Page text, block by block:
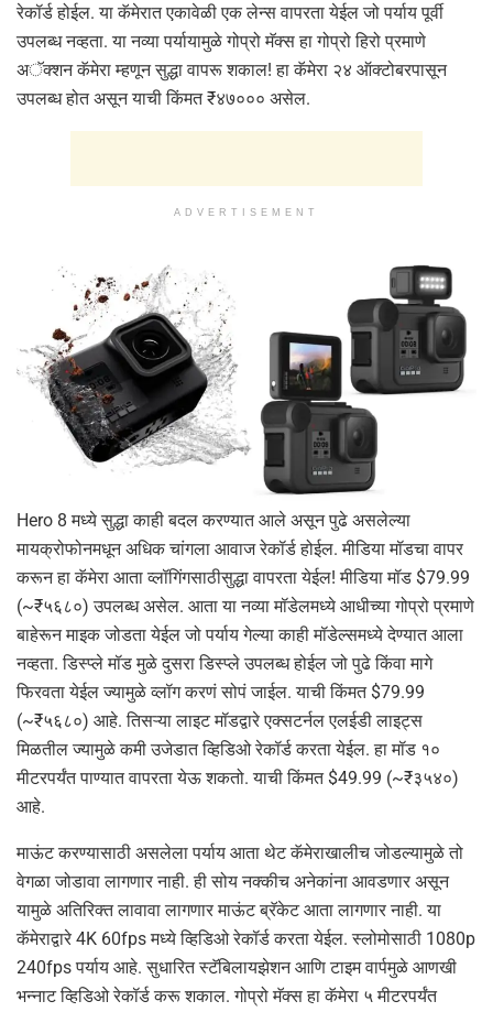
रेकॉर्ड होईल. या कॅमेरात एकावेळी एक लेन्स वापरता येईल जो पर्याय पूर्वी
उपलब्ध नव्हता. या नव्या पर्यायामुळे गोप्रो मॅक्स हा गोप्रो हिरो प्रमाणे
अॅक्शन कॅमेरा म्हणून सुद्धा वापरू शकाल! हा कॅमेरा २४ ऑक्टोबरपासून
उपलब्ध होत असून याची किंमत ₹४७००० असेल.
ADVERTISEMENT
Hero 8 मध्ये सुद्धा काही बदल करण्यात आले असून पुढे असलेल्या
मायक्रोफोनमधून अधिक चांगला आवाज रेकॉर्ड होईल. मीडिया मॉडचा वापर
करून हा कॅमेरा आता व्लॉगिंगसाठीसुद्धा वापरता येईल! मीडिया मॉड $79.99
(~₹५६८०) उपलब्ध असेल. आता या नव्या मॉडेलमध्ये आधीच्या गोप्रो प्रमाणे
बाहेरून माइक जोडता येईल जो पर्याय गेल्या काही मॉडेल्समध्ये देण्यात आला
नव्हता. डिस्प्ले मॉड मुळे दुसरा डिस्प्ले उपलब्ध होईल जो पुढे किंवा मागे
फिरवता येईल ज्यामुळे व्लॉग करणं सोपं जाईल. याची किंमत $79.99
(~₹५६८०) आहे. तिसऱ्या लाइट मॉडद्वारे एक्सटर्नल एलईडी लाइट्स
मिळतील ज्यामुळे कमी उजेडात व्हिडिओ रेकॉर्ड करता येईल. हा मॉड १०
मीटरपर्यंत पाण्यात वापरता येऊ शकतो. याची किंमत $49.99 (~₹३५४०)
आहे.
माऊंट करण्यासाठी असलेला पर्याय आता थेट कॅमेराखालीच जोडल्यामुळे तो
वेगळा जोडावा लागणार नाही. ही सोय नक्कीच अनेकांना आवडणार असून
यामुळे अतिरिक्त लावावा लागणार माऊंट ब्रॅकेट आता लागणार नाही. या
कॅमेराद्वारे 4K 60fps मध्ये व्हिडिओ रेकॉर्ड करता येईल. स्लोमोसाठी 1080p
240fps पर्याय आहे. सुधारित स्टॅबिलायझेशन आणि टाइम वार्पमुळे आणखी
भन्नाट व्हिडिओ रेकॉर्ड करू शकाल. गोप्रो मॅक्स हा कॅमेरा ५ मीटरपर्यंत